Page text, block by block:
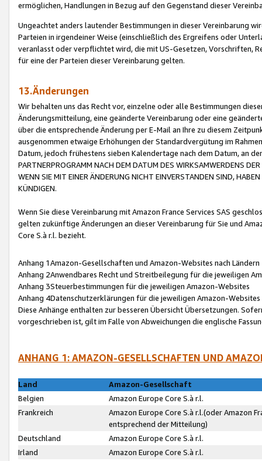
ermöglichen, Handlungen in Bezug auf den Gegenstand dieser
Ungeachtet anders lautender Bestimmungen in dieser Vereinbarung
Parteien in irgendeiner Weise (einschließlich des Ergreifens oder
veranlasst oder verpflichtet wird, die mit US-Gesetzen, Vorschriften,
für eine der Parteien dieser Vereinbarung gelten.
13.Änderungen
Wir behalten uns das Recht vor, einzelne oder alle Bestimmungen
Änderungsmitteilung, eine geänderte Vereinbarung oder eine
über die entsprechende Änderung per E-Mail an Ihre zu diesem
ausgenommen etwaige Erhöhungen der Standardvergütung im
Datum, jedoch frühestens sieben Kalendertage nach dem Datum, an
PARTNERPROGRAMM NACH DEM DATUM DES WIRKSAMWERDENS
WENN SIE MIT EINER ÄNDERUNG NICHT EINVERSTANDEN SIND,
KÜNDIGEN.
Wenn Sie diese Vereinbarung mit Amazon France Services SAS
gelten zukünftige Änderungen an dieser Vereinbarung für Sie und
Core S.à r.l. bezieht.
Anhang 1Amazon-Gesellschaften und Amazon-Websites nach Ländern
Anhang 2Anwendbares Recht und Streitbeilegung für die jeweiligen
Anhang 3Steuerbestimmungen für die jeweiligen Amazon-Websites
Anhang 4Datenschutzerklärungen für die jeweiligen Amazon-Websites
Diese Anhänge enthalten zur besseren Übersicht Übersetzungen.
vorgeschrieben ist, gilt im Falle von Abweichungen die englische
ANHANG 1: AMAZON-GESELLSCHAFTEN UND
Land
Amazon-Gesellschaft
Belgien
Amazon Europe Core S.à r.l.
Frankreich
Amazon Europe Core S.à r.l.(oder Amazon
entsprechend der Mitteilung)
Deutschland
Amazon Europe Core S.à r.l.
Irland
Amazon Europe Core S.à r.l.